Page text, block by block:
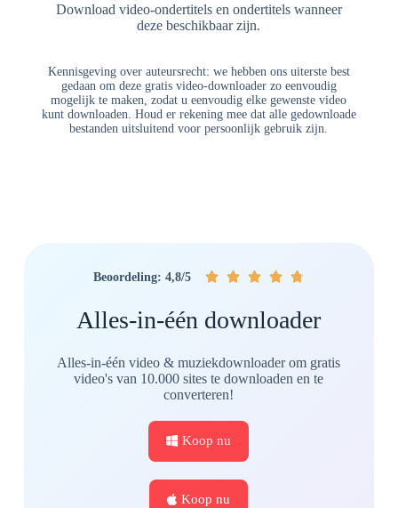
Download video-ondertitels en ondertitels wanneer
deze beschikbaar zijn.
Kennisgeving over auteursrecht: we hebben ons uiterste best
gedaan om deze gratis video-downloader zo eenvoudig
mogelijk te maken, zodat u eenvoudig elke gewenste video
kunt downloaden. Houd er rekening mee dat alle gedownloade
bestanden uitsluitend voor persoonlijk gebruik zijn.
Beoordeling: 4,8/5     
Alles-in-één downloader
Alles-in-één video & muziekdownloader om gratis
video's van 10.000 sites te downloaden en te
converteren!
Koop nu
Koop nu